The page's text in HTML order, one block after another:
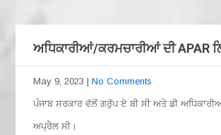
ਅਧਿਕਾਰੀਆਂ/ਕਰਮਚਾਰੀਆਂ ਦੀ APAR
May 9, 2023 | No Comments
ਪੰਜਾਬ ਸਰਕਾਰ ਵੱਲੋਂ ਗਰੁੱਪ ਏ ਬੀ ਸੀ ਅਤੇ ਡੀ
ਅਪ੍ਰੈਲ ਸੀ।